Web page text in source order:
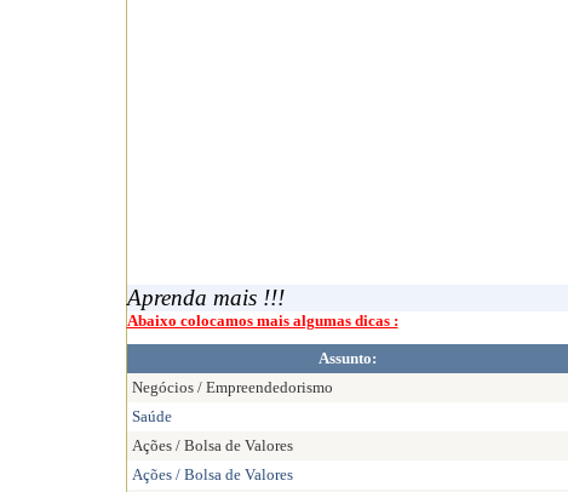
Aprenda mais !!!
Abaixo colocamos mais algumas dicas :
Assunto:
Negócios / Empreendedorismo
Saúde
Ações / Bolsa de Valores
Ações / Bolsa de Valores